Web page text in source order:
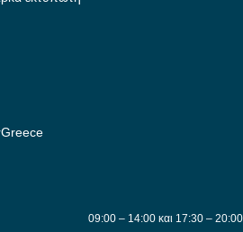
09:00 – 14:00 και 17:30 – 20:00